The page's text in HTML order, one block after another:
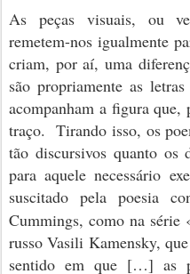
As peças visuais, ou
remetem-nos igualmente
criam, por aí, uma
são propriamente as
acompanham a figura que,
traço. Tirando isso, os
tão discursivos quanto os
para aquele necessário
suscitado pela poesia
Cummings, como na série
russo Vasili Kamensky,
sentido em que […] as